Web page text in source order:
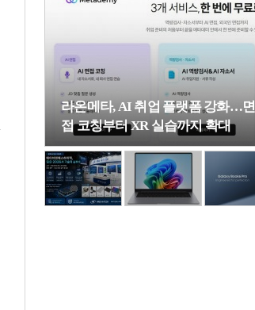
라온메타, AI 취업 플랫폼 강화…면
접 코칭부터 XR 실습까지 확대